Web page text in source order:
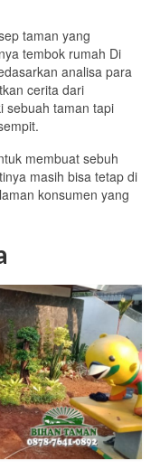
taman yang
tembok rumah Di
analisa para
cerita dari
sebuah taman tapi
membuat sebuh
masih bisa tetap di
konsumen yang